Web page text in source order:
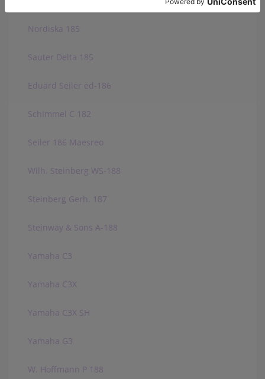
Nordiska 185
Sauter Delta 185
Eduard Seiler ed-186
Schimmel C 182
Seiler 186 Maesreo
Wilh. Steinberg WS-188
Steinberg Gerh. 187
Steinway & Sons A-188
Yamaha C3
Yamaha C3X
Yamaha C3X SH
Yamaha G3
W. Hoffmann P 188